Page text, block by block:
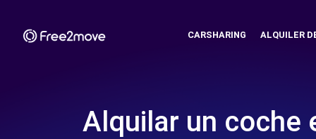
CARSHARING ALQUILER
Alquilar un coche